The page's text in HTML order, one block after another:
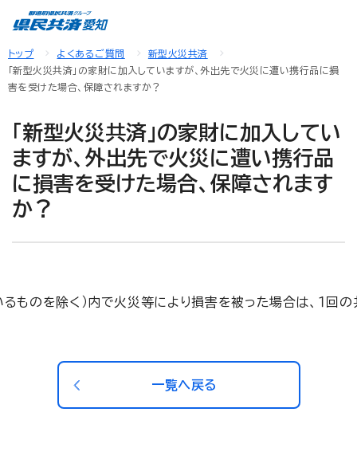
トップ よくあるご質問
新型火災共済
「新型火災共済」の家財に加入していますが、外出先で火災に遭い携行品に損
害を受けた場合、保障されますか？
「新型火災共済」の家財に加入してい
ますが、外出先で火災に遭い携行品
に損害を受けた場合、保障されます
か？
のを除く）内で火災等により損害を被った場合は、
一覧へ戻る